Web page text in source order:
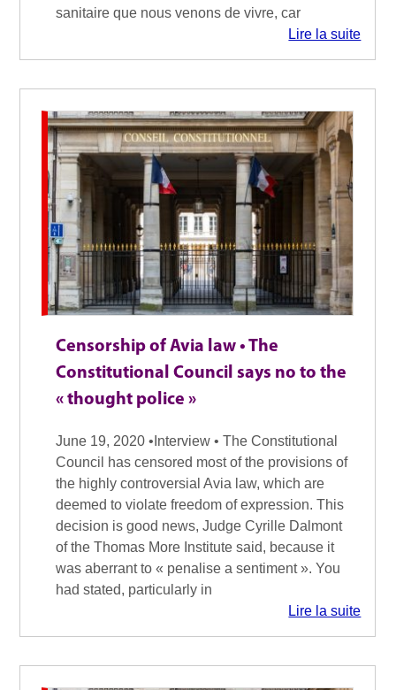
sanitaire que nous venons de vivre, car
Lire la suite
Censorship of Avia law • The
Constitutional Council says no to the
« thought police »
June 19, 2020 •Interview • The Constitutional
Council has censored most of the provisions of
the highly controversial Avia law, which are
deemed to violate freedom of expression. This
decision is good news, Judge Cyrille Dalmont
of the Thomas More Institute said, because it
was aberrant to « penalise a sentiment ». You
had stated, particularly in
Lire la suite